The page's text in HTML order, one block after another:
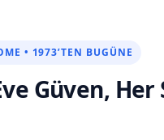
• 1973’TEN BUGÜNE
Güven, Her